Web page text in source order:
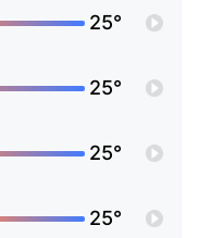
25°
25°
25°
25°